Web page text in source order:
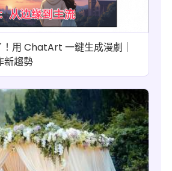
用 ChatArt 一鍵生成漫劇｜
新趨勢